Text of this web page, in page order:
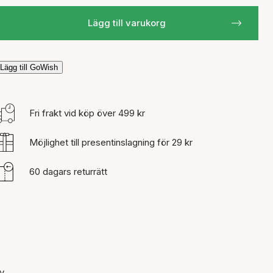
Lägg till varukorg
Lägg till GoWish
Fri frakt vid köp över 499 kr
Möjlighet till presentinslagning för 29 kr
60 dagars returrätt